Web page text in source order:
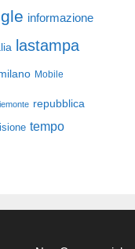
informazione
lastampa
Mobile
repubblica
tempo